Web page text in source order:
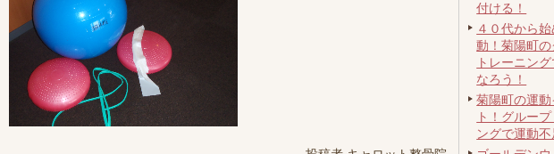
付ける！
４０代から
動！菊陽町
トレーニン
なろう！
菊陽町の運動
ト！グルー
ングで運動不